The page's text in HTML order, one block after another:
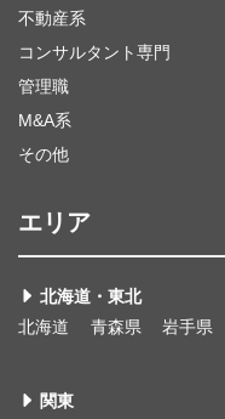
不動産系
コンサルタント専門
管理職
M&A系
その他
エリア
北海道・東北
北海道
青森県 岩手県
関東